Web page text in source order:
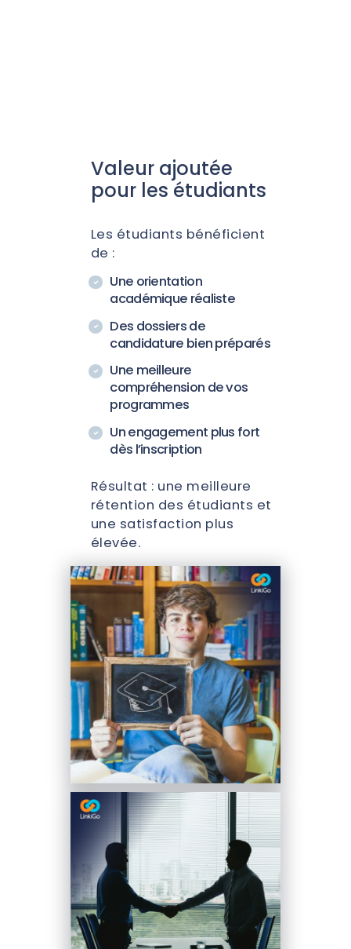
Valeur ajoutée
pour les étudiants
Les étudiants bénéficient
de :
Une orientation
académique réaliste
Des dossiers de
candidature bien préparés
Une meilleure
compréhension de vos
programmes
Un engagement plus fort
dès l’inscription
Résultat : une meilleure
rétention des étudiants et
une satisfaction plus
élevée.